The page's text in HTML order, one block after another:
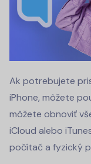
Ak potrebujete
iPhone, môžete
môžete obnoviť
iCloud alebo
počítač a fyzický